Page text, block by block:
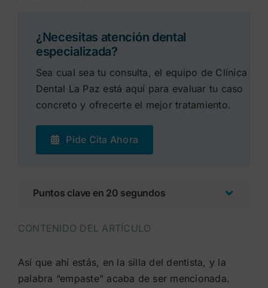
¿Necesitas atención dental
especializada?
Sea cual sea tu consulta, el equipo de Clínica
Dental La Paz está aquí para evaluar tu caso
concreto y ofrecerte el mejor tratamiento.
Pide Cita Ahora
Puntos clave en 20 segundos
CONTENIDO DEL ARTÍCULO
Así que ahí estás, en la silla del dentista, y la
palabra “empaste” acaba de ser mencionada.